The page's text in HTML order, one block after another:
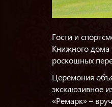
Гости и
Книжного дома
роскошных
Церемония
эксклюзивное
«Ремарк» –